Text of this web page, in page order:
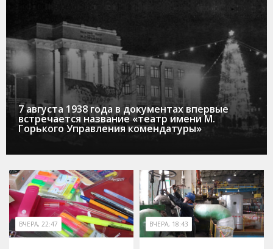
7 августа 1938 года в документах впервые
встречается название «театр имени М.
Горького Управления комендатуры»
ВЧЕРА, 22:47 ВЧЕРА, 18:43